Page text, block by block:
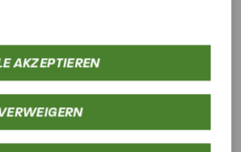
AKZEPTIEREN